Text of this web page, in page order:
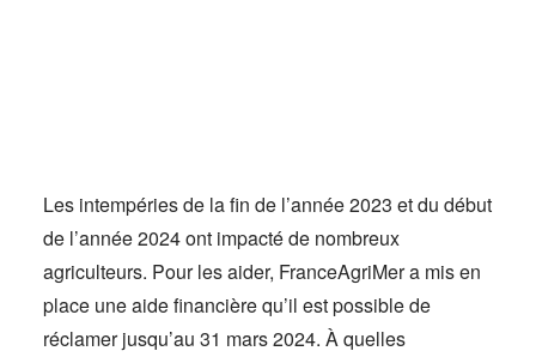
Les intempéries de la fin de l’année 2023 et du début
de l’année 2024 ont impacté de nombreux
agriculteurs. Pour les aider, FranceAgriMer a mis en
place une aide financière qu’il est possible de
réclamer jusqu’au 31 mars 2024. À quelles